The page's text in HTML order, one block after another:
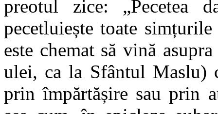
preotul zice: „Pecetea
pecetluiește toate
este chemat să vină
ulei, ca la Sfântul Maslu)
prin împărtășire sau prin